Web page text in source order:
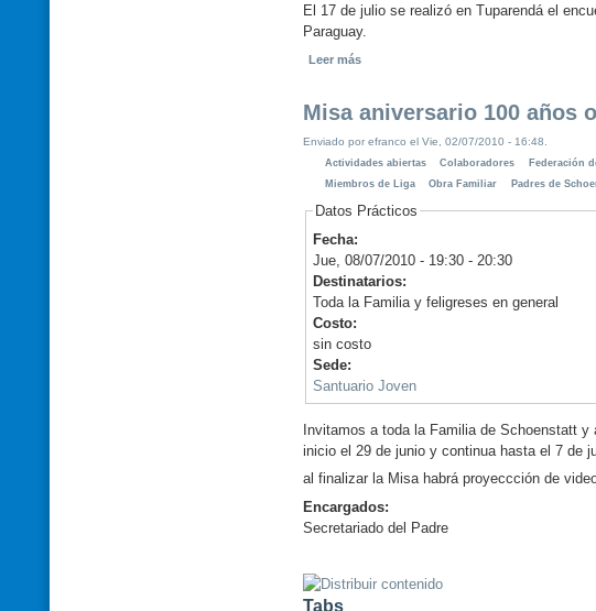
El 17 de julio se realizó en Tuparendá el
Paraguay.
Leer más
Misa aniversario 100 años
Enviado por efranco el Vie, 02/07/2010 - 16:48.
Actividades abiertas
Colaboradores Federación
Miembros de Liga
Obra Familiar Padres de
Datos Prácticos
Fecha:
Jue, 08/07/2010 - 19:30 - 20:30
Destinatarios:
Toda la Familia y feligreses en general
Costo:
sin costo
Sede:
Santuario Joven
Invitamos a toda la Familia de Schoenstatt y
inicio el 29 de junio y continua hasta el 7 de
al finalizar la Misa habrá proyeccción de
Encargados:
Secretariado del Padre
Tabs